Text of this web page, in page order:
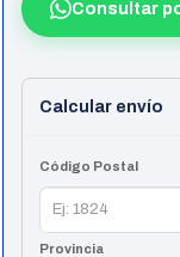
Wifi
cantidad
Consultar
Calcular envío
Código Postal
Provincia